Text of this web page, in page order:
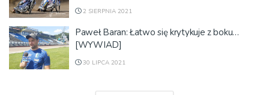
2 SIERPNIA 2021
Paweł Baran: Łatwo się krytykuje z boku…
[WYWIAD]
30 LIPCA 2021